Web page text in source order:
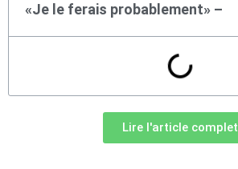
«Je le ferais probablement» –
Lire l'article complet